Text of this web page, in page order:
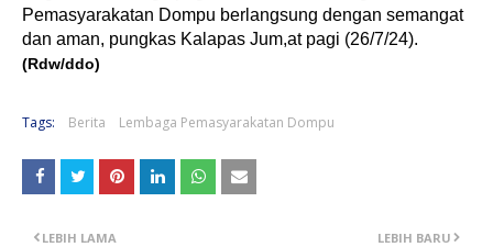
Pemasyarakatan Dompu berlangsung dengan semangat
dan aman, pungkas Kalapas Jum,at pagi (26/7/24).
(Rdw/ddo)
Tags: Berita Lembaga Pemasyarakatan Dompu
LEBIH BARU
LEBIH LAMA